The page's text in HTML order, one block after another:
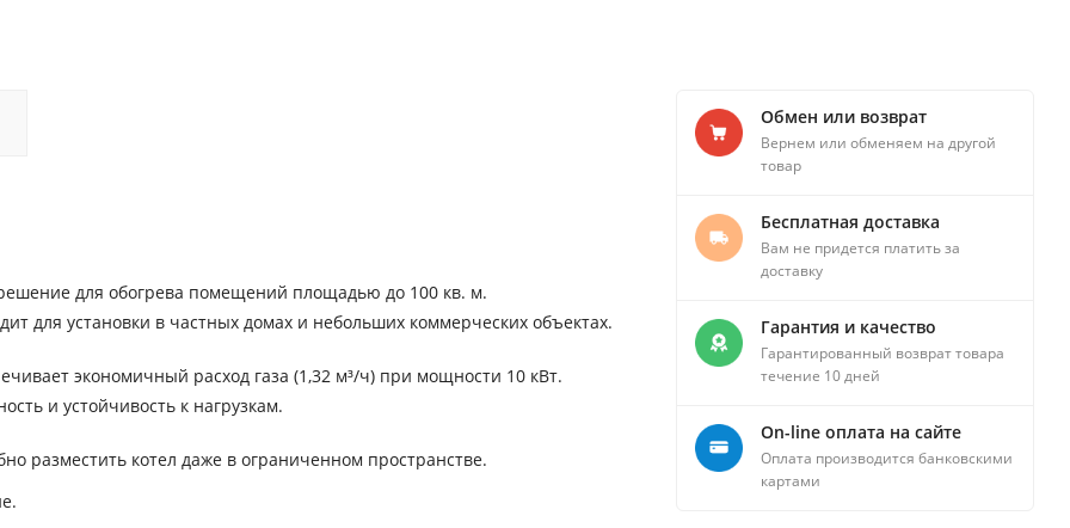
для обогрева помещений площадью до 100 кв. м.
для установки в частных домах и небольших коммерческих объектах.
экономичный расход газа (1,32 м³/ч) при мощности 10 кВт.
и устойчивость к нагрузкам.
разместить котел даже в ограниченном пространстве.
Обмен или возврат
Вернем или обменяем на другой
товар
Бесплатная доставка
Вам не придется платить за
доставку
Гарантия и качество
Гарантированный возврат товара
течение 10 дней
On-line оплата на сайте
Оплата производится банковскими
картами